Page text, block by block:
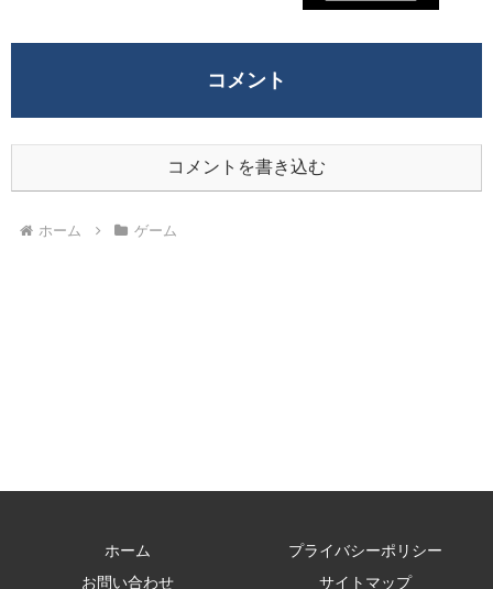
コメント
コメントを書き込む
ホーム ゲーム
ホーム
プライバシーポリシー
お問い合わせ
サイトマップ